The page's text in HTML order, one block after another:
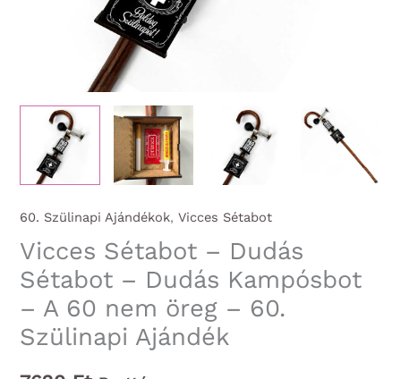
60. Szülinapi Ajándékok,Vicces Sétabot
Vicces Sétabot – Dudás
Sétabot – Dudás Kampósbot
– A 60 nem öreg – 60.
Szülinapi Ajándék